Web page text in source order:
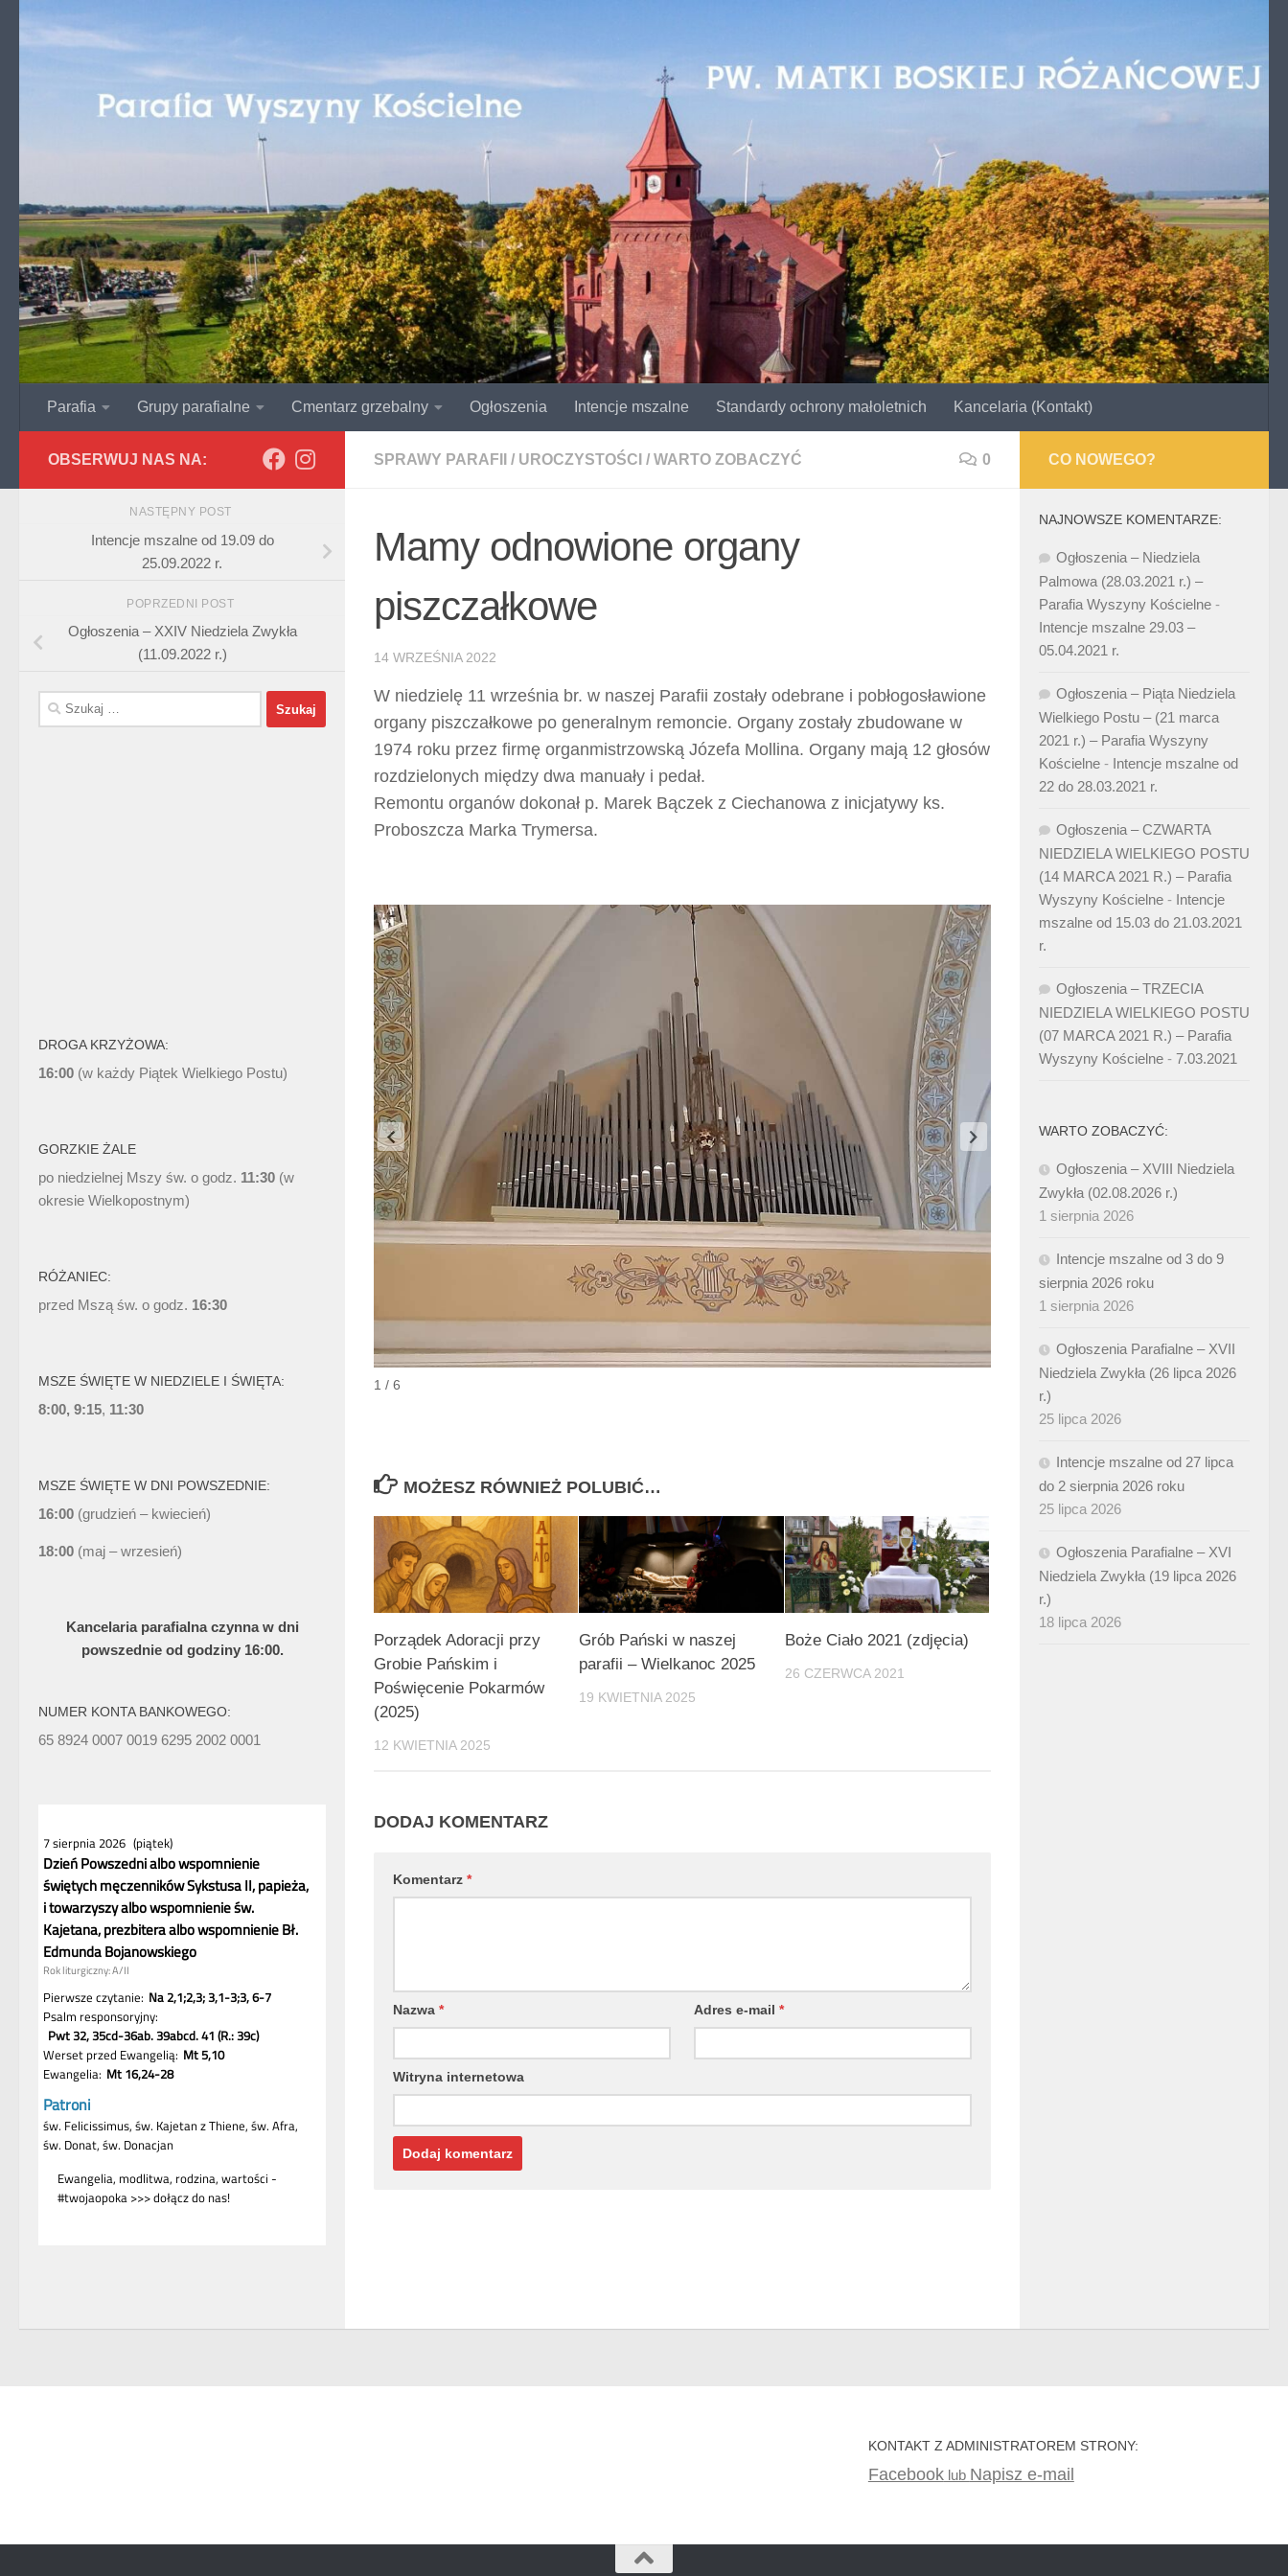
Przejdź do treści
Parafia Grupy parafialne Cmentarz grzebalny Ogłoszenia Intencje mszalne Standardy ochrony małoletnich Kancelaria (Kontakt)
SPRAWY PARAFII / UROCZYSTOŚCI / WARTO ZOBACZYĆ 0
Mamy odnowione organy
piszczałkowe
14 WRZEŚNIA 2022
W niedzielę 11 września br. w naszej Parafii zostały odebrane i pobłogosławione
organy piszczałkowe po generalnym remoncie. Organy zostały zbudowane w
1974 roku przez firmę organmistrzowską Józefa Mollina. Organy mają 12 głosów
rozdzielonych między dwa manuały i pedał.
Remontu organów dokonał p. Marek Bączek z Ciechanowa z inicjatywy ks.
Proboszcza Marka Trymersa.
1 / 6
MOŻESZ RÓWNIEŻ POLUBIĆ…
Porządek Adoracji przy
Grobie Pańskim i
Poświęcenie Pokarmów
(2025)
12 KWIETNIA 2025
Grób Pański w naszej
parafii – Wielkanoc 2025
19 KWIETNIA 2025
Boże Ciało 2021 (zdjęcia)
26 CZERWCA 2021
DODAJ KOMENTARZ
Komentarz *
Nazwa * Adres e-mail*
Witryna internetowa
OBSERWUJ NAS NA:
NASTĘPNY POST
Intencje mszalne od 19.09 do
25.09.2022 r.
POPRZEDNI POST
Ogłoszenia – XXIV Niedziela Zwykła
(11.09.2022 r.)
Szukaj:
DROGA KRZYŻOWA:
16:00 (w każdy Piątek Wielkiego Postu)
GORZKIE ŻALE
po niedzielnej Mszy św. o godz. 11:30 (w
okresie Wielkopostnym)
RÓŻANIEC:
przed Mszą św. o godz. 16:30
MSZE ŚWIĘTE W NIEDZIELE I ŚWIĘTA:
8:00, 9:15, 11:30
MSZE ŚWIĘTE W DNI POWSZEDNIE:
16:00 (grudzień – kwiecień)
18:00 (maj – wrzesień)
Kancelaria parafialna czynna w dni
powszednie od godziny 16:00.
NUMER KONTA BANKOWEGO:
65 8924 0007 0019 6295 2002 0001
CO NOWEGO?
NAJNOWSZE KOMENTARZE:
Ogłoszenia – Niedziela
Palmowa (28.03.2021 r.) –
Parafia Wyszyny Kościelne -
Intencje mszalne 29.03 –
05.04.2021 r.
Ogłoszenia – Piąta Niedziela
Wielkiego Postu – (21 marca
2021 r.) – Parafia Wyszyny
Kościelne - Intencje mszalne od
22 do 28.03.2021 r.
Ogłoszenia – CZWARTA
NIEDZIELA WIELKIEGO POSTU
(14 MARCA 2021 R.) – Parafia
Wyszyny Kościelne - Intencje
mszalne od 15.03 do 21.03.2021
r.
Ogłoszenia – TRZECIA
NIEDZIELA WIELKIEGO POSTU
(07 MARCA 2021 R.) – Parafia
Wyszyny Kościelne - 7.03.2021
WARTO ZOBACZYĆ:
Ogłoszenia – XVIII Niedziela
Zwykła (02.08.2026 r.)
1 sierpnia 2026
Intencje mszalne od 3 do 9
sierpnia 2026 roku
1 sierpnia 2026
Ogłoszenia Parafialne – XVII
Niedziela Zwykła (26 lipca 2026
r.)
25 lipca 2026
Intencje mszalne od 27 lipca
do 2 sierpnia 2026 roku
25 lipca 2026
Ogłoszenia Parafialne – XVI
Niedziela Zwykła (19 lipca 2026
r.)
18 lipca 2026
KONTAKT Z ADMINISTRATOREM STRONY:
Facebooklub Napisz e-mail